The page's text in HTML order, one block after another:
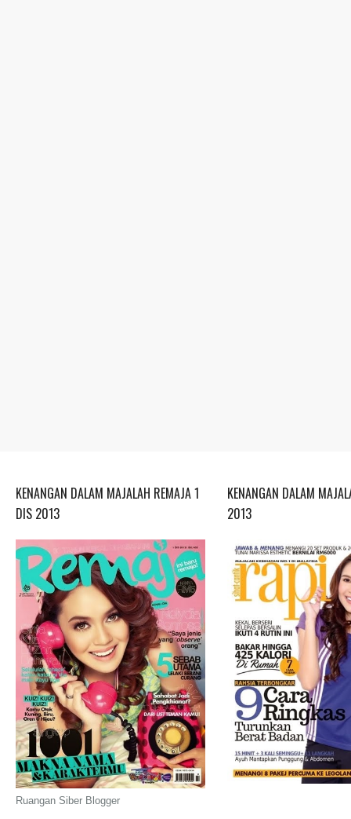
KENANGAN DALAM MAJALAH REMAJA 1
DIS 2013
Ruangan Siber Blogger
KENANGAN DALAM
2013